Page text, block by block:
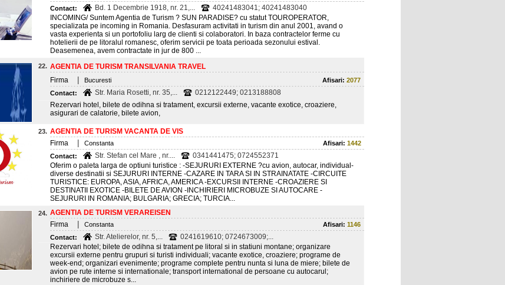
Contact:
Bd. 1 Decembrie 1918, nr. 21,...
40241483041; 40241483040
INCOMING/ Suntem Agentia de Turism ? SUN PARADISE? cu statut TOUROPERATOR,
specializata pe incoming in Romania. Desfasuram activitati in turism din anul 2001, avand o
vasta experienta si un portofoliu larg de clienti si colaboratori. In baza contractelor ferme cu
hotelierii de pe litoralul romanesc, oferim servicii pe toata perioada sezonului estival.
Deasemenea, avem contractate in jur de 800 ...
22. AGENTIA DE TURISM TRANSILVANIA TRAVEL
Firma
Bucuresti Afisari: 2077
Contact:
Str. Maria Rosetti, nr. 35,...
0212122449; 0213188808
Rezervari hotel, bilete de odihna si tratament, excursii externe, vacante exotice, croaziere,
asigurari de calatorie, bilete avion,
23. AGENTIA DE TURISM VACANTA DE VIS
Firma
Constanta Afisari: 1442
Contact:
Str. Stefan cel Mare , nr....
0341441475; 0724552371
Oferim o paleta larga de optiuni turistice : -SEJURURI EXTERNE ?cu avion, autocar, individual-
diverse destinatii si SEJURURI INTERNE -CAZARE IN TARA SI IN STRAINATATE -CIRCUITE
TURISTICE: EUROPA, ASIA, AFRICA, AMERICA -EXCURSII INTERNE -CROAZIERE SI
DESTINATII EXOTICE -BILETE DE AVION -INCHIRIERI MICROBUZE SI AUTOCARE -
SEJURURI IN ROMANIA; BULGARIA; GRECIA; TURCIA...
24. AGENTIA DE TURISM VERAREISEN
Firma
Constanta Afisari: 1146
Contact:
Str. Atelierelor, nr. 5,...
0241619610; 0724673009;...
Rezervari hotel; bilete de odihna si tratament pe litoral si in statiuni montane; organizare
excursii externe pentru grupuri si turisti individuali; vacante exotice, croaziere; programe de
week-end; organizari evenimente; programe complete pentru nunta si luna de miere; bilete de
avion pe rute interne si internationale; transport international de persoane cu autocarul;
inchiriere de microbuze s...